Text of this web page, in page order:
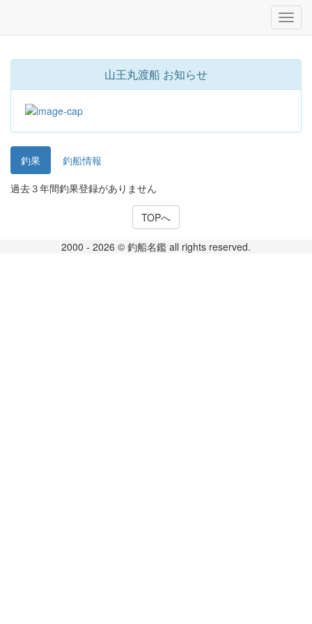
山王丸渡船 お知らせ
釣果
釣船情報
過去３年間釣果登録がありません
TOPへ
2000 - 2026 © 釣船名鑑 all rights reserved.